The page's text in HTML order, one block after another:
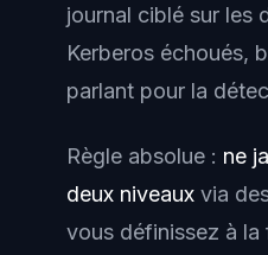
journal ciblé sur les
Kerberos échoués,
parlant pour la
Règle absolue : ne
deux niveaux via
vous définissez à la